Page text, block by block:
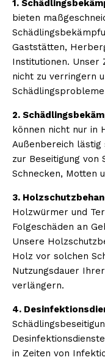
1.
bieten
Gaststätten,
Institutionen. Unser
nicht zu verringern
2.
können nicht nur in
Außenbereich
zur Beseitigung von
Schnecken, Motten
3.
Holzwürmer und
Folgeschäden an
Unsere
Holz vor solchen
Nutzungsdauer
verlängern.
4.
in Zeiten von